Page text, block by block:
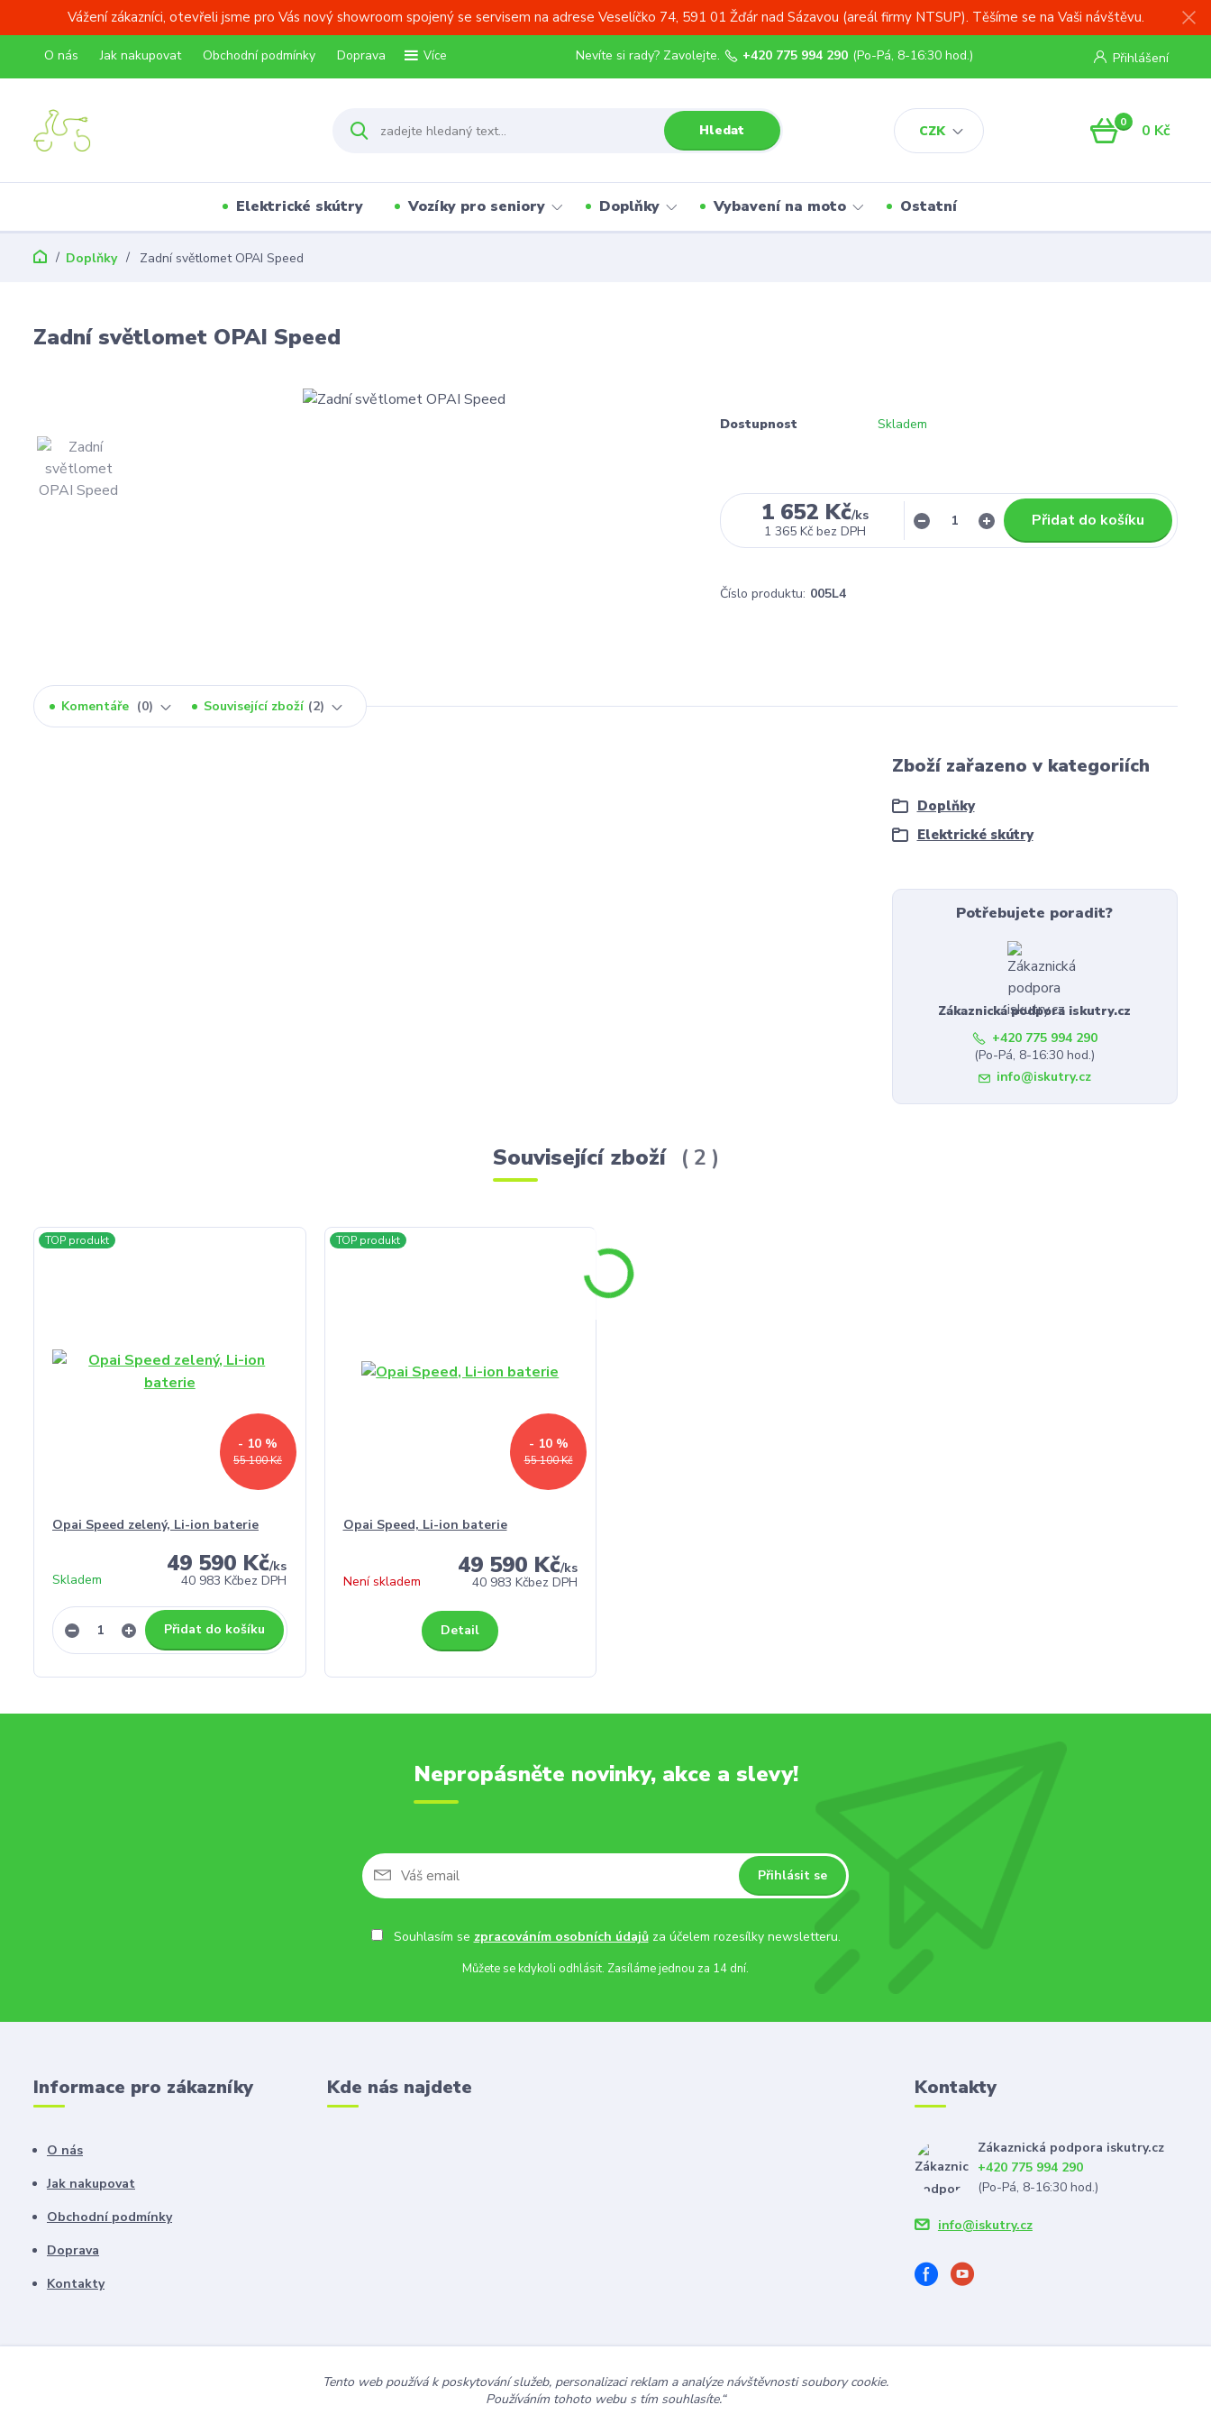
Vážení zákazníci, otevřeli jsme pro Vás nový showroom spojený se servisem na adrese Veselíčko 74, 591 01 Žďár nad Sázavou (areál firmy NTSUP). Těšíme se na Vaši návštěvu.
O nás Jak nakupovat Obchodní podmínky Doprava Více
CZK
Přihlášení
Hledat
Nevíte si rady? Zavolejte. +420 775 994 290 (Po-Pá, 8-16:30 hod.)
0 0 Kč
Elektrické skútry Vozíky pro seniory Doplňky Vybavení na moto Ostatní
Doplňky Zadní světlomet OPAI Speed
Zadní světlomet OPAI Speed
Dostupnost Skladem
1 652 Kč/ks
1 365 Kč bez DPH
Přidat do košíku
Číslo produktu: 005L4
Komentáře 0 Související zboží 2
Zboží zařazeno v kategoriích
Doplňky
Elektrické skútry
Potřebujete poradit?
Zákaznická podpora iskutry.cz
+420 775 994 290
(Po-Pá, 8-16:30 hod.)
info@iskutry.cz
Související zboží 2
TOP produkt
55 100 Kč
- 10 %
Opai Speed zelený, Li-ion baterie
49 590 Kč/ks
40 983 Kčbez DPH
Skladem
Přidat do košíku
TOP produkt
55 100 Kč
- 10 %
Opai Speed, Li-ion baterie
49 590 Kč/ks
40 983 Kčbez DPH
Není skladem
Detail
Nepropásněte novinky, akce a slevy!
Přihlásit se
Souhlasím se zpracováním osobních údajůza účelem rozesílky newsletteru.
Můžete se kdykoli odhlásit. Zasíláme jednou za 14 dní.
Informace pro zákazníky
O nás
Jak nakupovat
Obchodní podmínky
Doprava
Kontakty
Kde nás najdete Kontakty
Zákaznická podpora iskutry.cz
+420 775 994 290
(Po-Pá, 8-16:30 hod.)
info@iskutry.cz
Tento web používá k poskytování služeb, personalizaci reklam a analýze návštěvnosti soubory cookie.
Používáním tohoto webu s tím souhlasíte.“